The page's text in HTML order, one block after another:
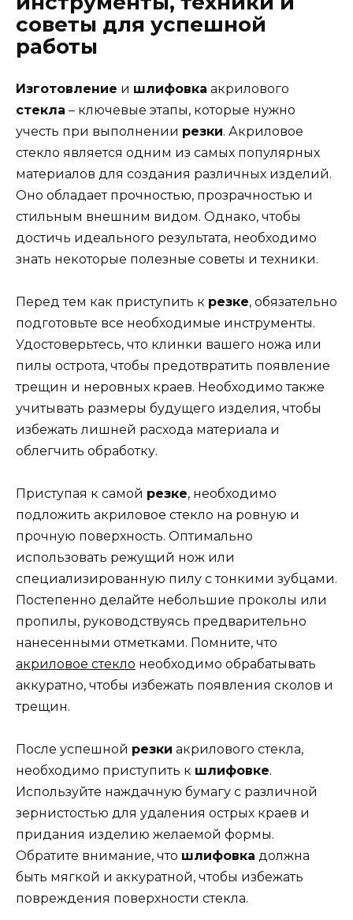
советы для успешной
работы
Изготовление и шлифовка акрилового
стекла – ключевые этапы, которые нужно
учесть при выполнении резки. Акриловое
стекло является одним из самых популярных
материалов для создания различных изделий.
Оно обладает прочностью, прозрачностью и
стильным внешним видом. Однако, чтобы
достичь идеального результата, необходимо
знать некоторые полезные советы и техники.
Перед тем как приступить к резке, обязательно
подготовьте все необходимые инструменты.
Удостоверьтесь, что клинки вашего ножа или
пилы острота, чтобы предотвратить появление
трещин и неровных краев. Необходимо также
учитывать размеры будущего изделия, чтобы
избежать лишней расхода материала и
облегчить обработку.
Приступая к самой резке, необходимо
подложить акриловое стекло на ровную и
прочную поверхность. Оптимально
использовать режущий нож или
специализированную пилу с тонкими зубцами.
Постепенно делайте небольшие проколы или
пропилы, руководствуясь предварительно
нанесенными отметками. Помните, что
акриловое стекло необходимо обрабатывать
аккуратно, чтобы избежать появления сколов и
трещин.
После успешной резки акрилового стекла,
необходимо приступить к шлифовке.
Используйте наждачную бумагу с различной
зернистостью для удаления острых краев и
придания изделию желаемой формы.
Обратите внимание, что шлифовка должна
быть мягкой и аккуратной, чтобы избежать
повреждения поверхности стекла.